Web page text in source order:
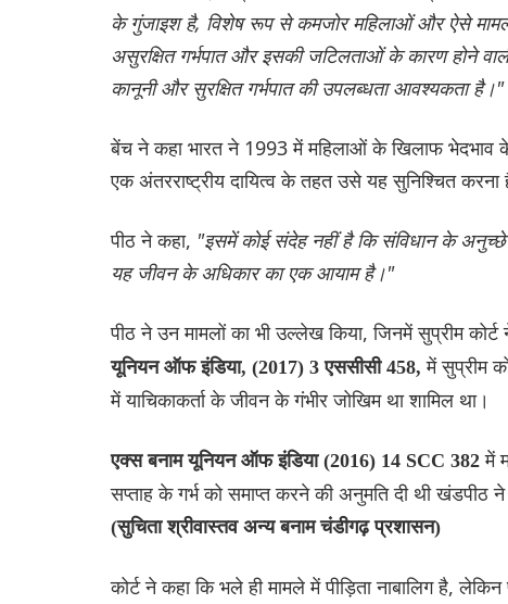
के गुंजाइश है, विशेष रूप से कमजोर महिलाओं और ऐसे
असुरक्षित गर्भपात और इसकी जटिलताओं के कारण होने
कानूनी और सुरक्षित गर्भपात की उपलब्धता आवश्यकता है।"
बेंच ने कहा भारत ने 1993 में महिलाओं के खिलाफ
एक अंतरराष्ट्रीय दायित्व के तहत उसे यह सुनिश्चित
पीठ ने कहा, "इसमें कोई संदेह नहीं है कि संविधान के
यह जीवन के अधिकार का एक आयाम है।"
पीठ ने उन मामलों का भी उल्लेख किया, जिनमें सुप्रीम
यूनियन ऑफ इंडिया, (2017) 3 एससीसी 458,में सुप्रीम
में याचिकाकर्ता के जीवन के गंभीर जोखिम था शामिल था।
एक्स बनाम यूनियन ऑफ इंडिया (2016) 14 SCC 382में
सप्ताह के गर्भ को समाप्त करने की अनुमति दी थी खंडपीठ ने
(सुचिता श्रीवास्तव अन्य बनाम चंडीगढ़ प्रशासन)
कोर्ट ने कहा कि भले ही मामले में पीड़िता नाबालिग है,